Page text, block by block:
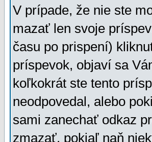
V prípade, že nie ste
mazať len svoje
času po prispení)
príspevok, objaví sa
koľkokrát ste tento
neodpovedal, alebo
sami zanechať odkaz
zmazať, pokiaľ naň